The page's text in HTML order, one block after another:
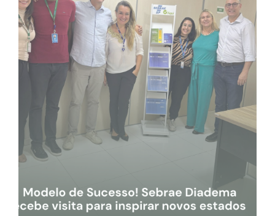
FELIZ DIA DOS